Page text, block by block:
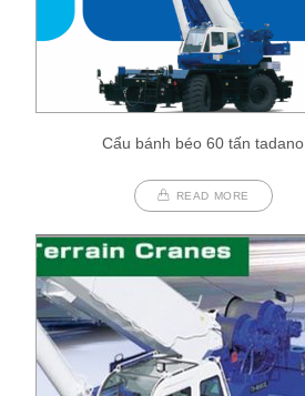
Cẩu bánh béo 60 tấn tadano
READ MORE